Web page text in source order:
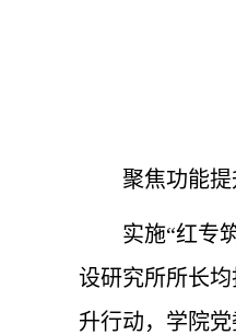
聚焦功能
实施“红专
设研究所所长
升行动，学院